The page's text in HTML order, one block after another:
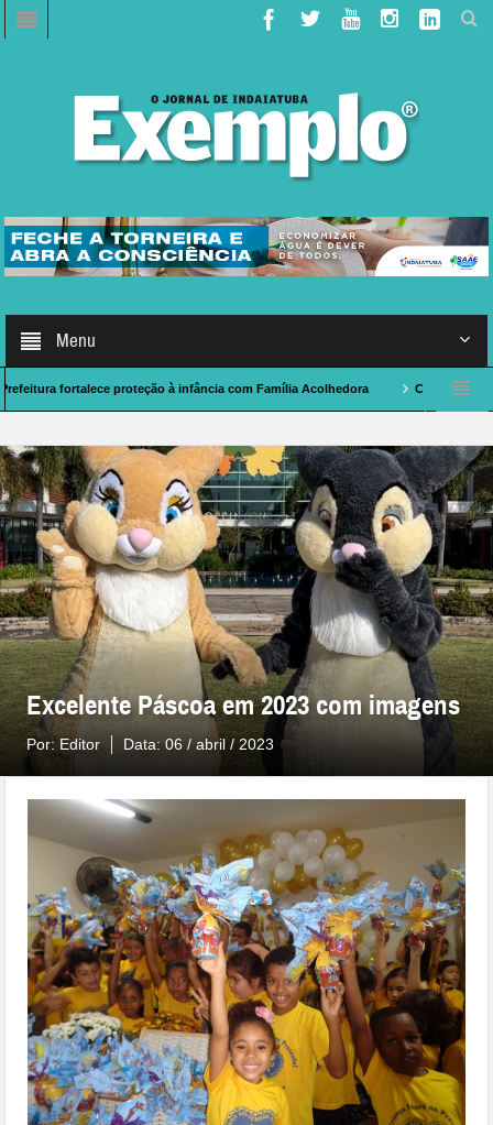
Menu
proteção à infância com Família Acolhedora Caso de Polícia:
Excelente Páscoa em 2023 com imagens
Por: Editor Data:06 / abril / 2023